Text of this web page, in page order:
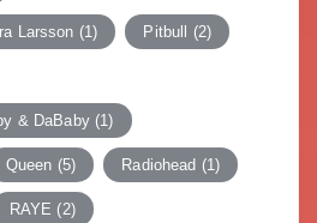
Larsson (1) Pitbull (2)
& DaBaby(1)
Queen (5) Radiohead (1)
RAYE (2)